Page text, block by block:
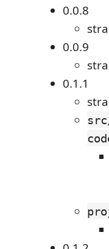
0.0.8
0.0.9
0.1.1